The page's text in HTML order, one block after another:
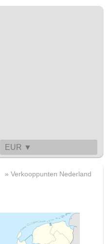
EUR ▼
» Verkooppunten Nederland